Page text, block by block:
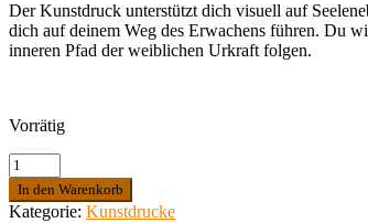
Der Kunstdruck unterstützt dich visuell auf
dich auf deinem Weg des Erwachens führen. Du
inneren Pfad der weiblichen Urkraft folgen.
Vorrätig
Weibliche
Urkraft
Menge
In den Warenkorb
Kategorie: Kunstdrucke